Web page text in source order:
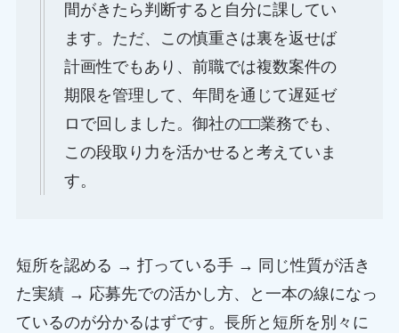
間がきたら判断すると自分に課してい
ます。ただ、この慎重さは裏を返せば
計画性でもあり、前職では複数案件の
期限を管理して、年間を通じて遅延ゼ
ロで回しました。御社の□□業務でも、
この段取り力を活かせると考えていま
す。
短所を認める → 打っている手 → 同じ性質が活き
た実績 → 応募先での活かし方、と一本の線になっ
ているのが分かるはずです。長所と短所を別々に